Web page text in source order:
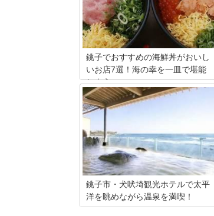
銚子でおすすめの海鮮丼がおいし
いお店7選！海の幸を一皿で堪能
しよう
千葉県北東部には銚子という所がありま
す。銚子は全国から見ても漁業が盛んな
場所ですが、新鮮な鮮魚が豊富に食べら
れる有名なお店もたくさんあります。今
回は新鮮かつおいしい海鮮丼が食べられ
るお店を徹底紹介！その中でもお店人気
の海鮮丼を紹介します。
銚子市・犬吠埼観光ホテルで太平
洋を眺めながら温泉を満喫！